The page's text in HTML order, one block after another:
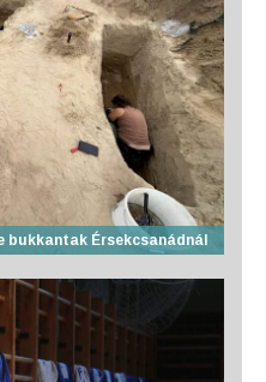
bukkantak Érsekcsanádnál